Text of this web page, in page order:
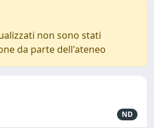
non sono stati
da parte dell'ateneo
ND